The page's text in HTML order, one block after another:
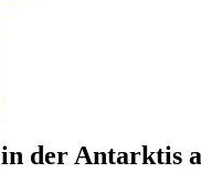
der Antarktis